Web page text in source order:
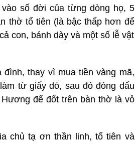
số đời của từng dòng họ, 5
thờ tổ tiên (là bậc thấp hơn để
con, bánh dày và một số lễ vật
thay vì mua tiền vàng mã,
từ giấy dó, sau đó đóng dấu
Hương để đốt trên bàn thờ là vỏ
chủ tạ ơn thần linh, tổ tiên và